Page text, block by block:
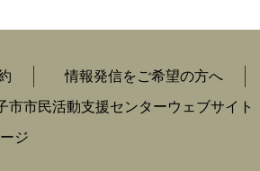
情報発信をご希望の方へ
市市民活動支援センターウェブサイト
ジ